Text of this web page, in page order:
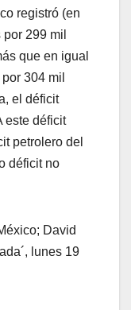
registró (en
299 mil
que en igual
304 mil
el déficit
este déficit
petrolero del
déficit no
David
lunes 19